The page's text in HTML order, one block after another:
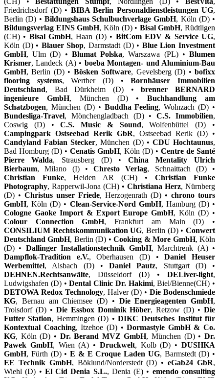
Friedrichsdorf (D) • BIBA Berlin Personaldienstleistungen UG,
Berlin (D) • Bildungshaus Schulbuchverlage GmbH, Köln (D) •
Bildungsverlag EINS GmbH, Köln (D) • Bisal GmbH, Rüdtligen
(CH) • Bisal GmbH, Haan (D) • BitCom EDV & Service UG,
Köln (D) • Blauer Shop, Darmstadt (D) • Blue Lion Investment
GmbH, Ulm (D) • Blumat Polska, Warszawa (PL) •Blumen
Krismer, Landeck (A) • boeba Montagen- und Aluminium-Bau
GmbH, Berlin (D) • Bösken Software, Gevelsberg (D) •bofixx
flooring systems, Werther (D) •Bornhäuser Immobilien
Deutschland, Bad Dürkheim (D) •brenner BERNARD
ingenieure GmbH, München (D) •Buchhandlung am
Schatzbogen, München (D) • Buddha Feeling, Wolnzach (D) •
Bundesliga-Travel, Mönchengladbach (D) •C.S. Immobilien,
Coswig (D) •C.S. Music & Sound, Wolfenbüttel (D) •
Campingpark Ostseebad Rerik GbR, Ostseebad Rerik (D) •
Candyland Fabian Stecker, München (D) • CDU Hochtaunus,
Bad Homburg (D) • Cenatis GmbH, Köln (D) • Centre de Santé
Pierre Walda, Strausberg (D) •China Mentality Ulrich
Bierbaum, Milano (I) • Chresto Verlag, Schnaittach (D) •
Christian Funke, Heiden AR (CH) • Christian Funke
Photography, Rapperwil-Jona (CH) • Christiana Herz, Nürnberg
(D) • Christus unser Friede, Herzogenrath (D) • chrono tours
GmbH, Köln (D) • Clean-Service-Nord GmbH, Hamburg (D) •
Cologne Gaoke Import & Export Europe GmbH, Köln (D) •
Colour Connection GmbH, Frankfurt am Main (D) •
CONSILIUM Rechtskommunikation UG, Berlin (D) •Conwert
Deutschland GmbH, Berlin (D) •Cooking & More GmbH, Köln
(D) • Dallinger Installationstechnik GmbH, Marchtrenk (A) •
Dampflok-Tradition e.V., Oberhausen (D) •Daniel Heuser
Werbemittel, Alsbach (D) • Daniel Pautz, Stuttgart (D) •
DEHNEN.Rechtsanwälte, Düsseldorf (D) • DELiver-light,
Ludwigshafen (D) •Dental Clinic Dr. Hakimi, Biel/Bienne(CH) •
DETOWA Redox Technology, Halver (D) • Die Bodenschmiede
KG, Bernau am Chiemsee (D) • Die Energieagenten GmbH,
Troisdorf (D) • Die Essbox Dominik Höber, Retzow (D) •Die
Futter Station, Hemmingen (D) • DIKC Deutsches Institut für
Kontextual Coaching, Itzehoe (D) •Dormastyle GmbH & Co.
KG, Köln (D) • Dr. Berand MVZ GmbH, München (D) •Dr.
Pawek GmbH, Wien (A) • Druckwelt, Kolb (D) •DUSHKA
GmbH, Fürth (D) • E & E Croque Laden UG, Barmstedt (D) •
EE Technik GmbH, Böklund/Norderstedt (D) •eGab24 GbR,
Wiehl (D) • El Cid Denia S.L., Denia (E) • emendo consulting